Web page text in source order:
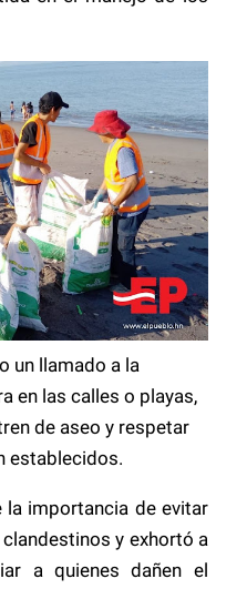
un llamado a la
en las calles o playas,
de aseo y respetar
establecidos.
importancia de evitar
y exhortó a
a quienes dañen el